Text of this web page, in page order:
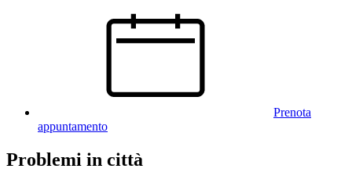
Prenota
appuntamento
Problemi in città